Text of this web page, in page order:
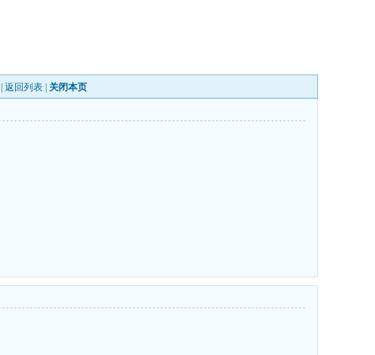
返回列表 关闭本页